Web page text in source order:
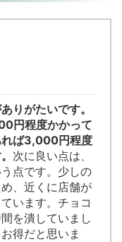
りがたいです。
円程度かかって
れば3,000円程度
次に良い点は、
点です。少しの
、近くに店舗が
います。チョコ
を潰していまし
得だと思いま